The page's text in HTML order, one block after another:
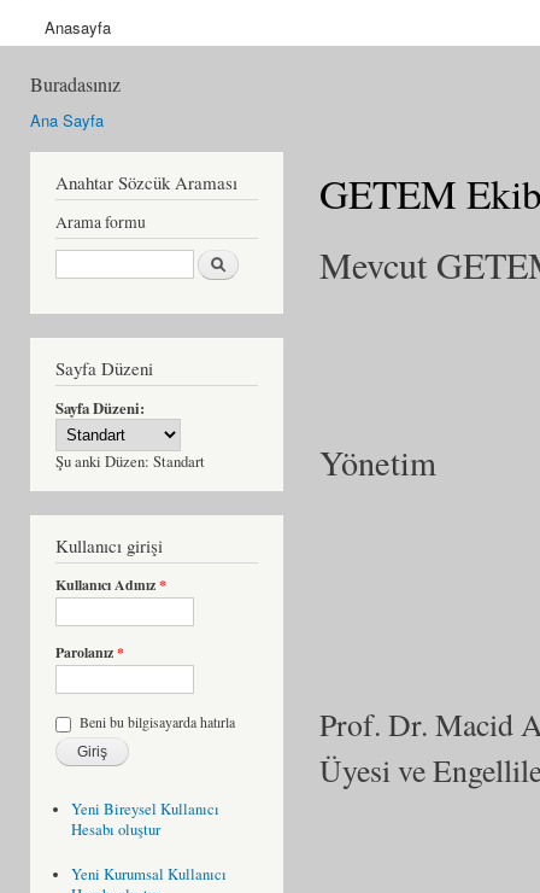
Anasayfa
Buradasınız
Ana Sayfa
Anahtar Sözcük Araması
Arama formu
Ara
Sayfa Düzeni
Sayfa Düzeni:
Şu anki Düzen: Standart
Kullanıcı girişi
Kullanıcı Adınız*
Parolanız*
Beni bu bilgisayarda hatırla
Yeni Bireysel Kullanıcı
Hesabı oluştur
Yeni Kurumsal Kullanıcı
GETEM
Mevcut
Yönetim
Prof. Dr. Macid
Üyesi ve